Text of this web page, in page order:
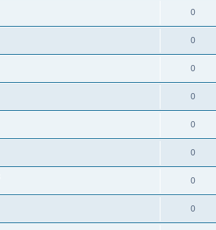
0
0
0
0
0
0
0
0